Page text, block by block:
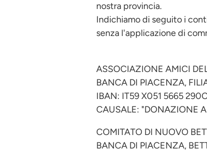
nostra provincia.
Indichiamo di seguito i
senza l'applicazione di
ASSOCIAZIONE AMICI
BANCA DI PIACENZA,
IBAN: IT59 X051 5665
CAUSALE: "DONAZIONE
COMITATO DI NUOVO
BANCA DI PIACENZA,